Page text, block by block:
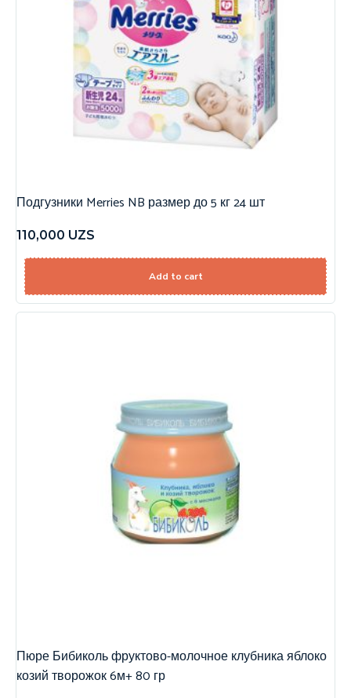
Подгузники Merries NB размер до 5 кг 24 шт
110,000 UZS
Add to cart
Пюре Бибиколь фруктово-молочное клубника яблоко
козий творожок 6м+ 80 гр